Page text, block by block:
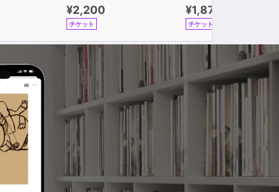
¥2,200
チケット
¥1,870
チケット